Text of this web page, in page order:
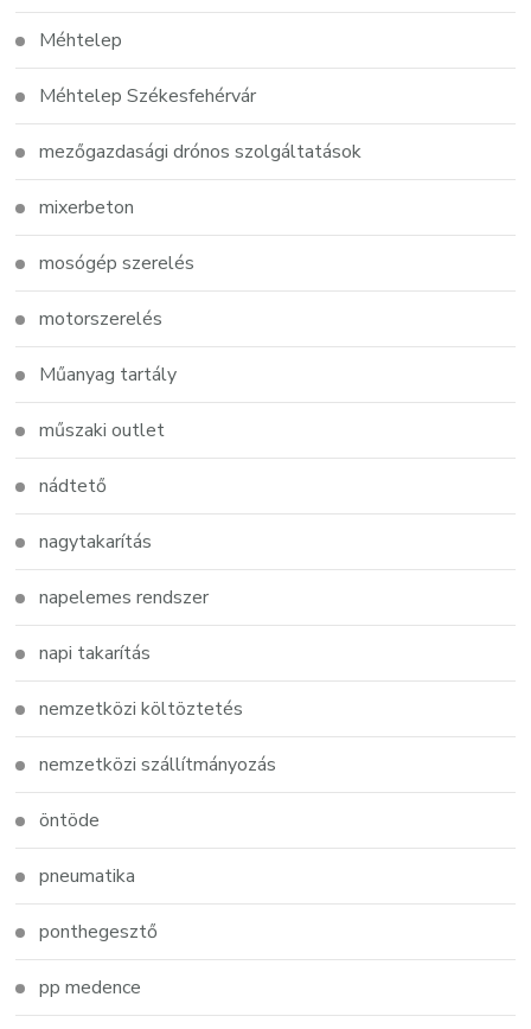
Méhtelep
Méhtelep Székesfehérvár
mezőgazdasági drónos szolgáltatások
mixerbeton
mosógép szerelés
motorszerelés
Műanyag tartály
műszaki outlet
nádtető
nagytakarítás
napelemes rendszer
napi takarítás
nemzetközi költöztetés
nemzetközi szállítmányozás
öntöde
pneumatika
ponthegesztő
pp medence